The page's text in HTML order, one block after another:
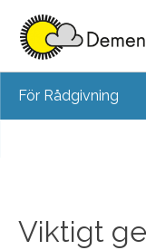
content
För Rådgivning
Viktigt